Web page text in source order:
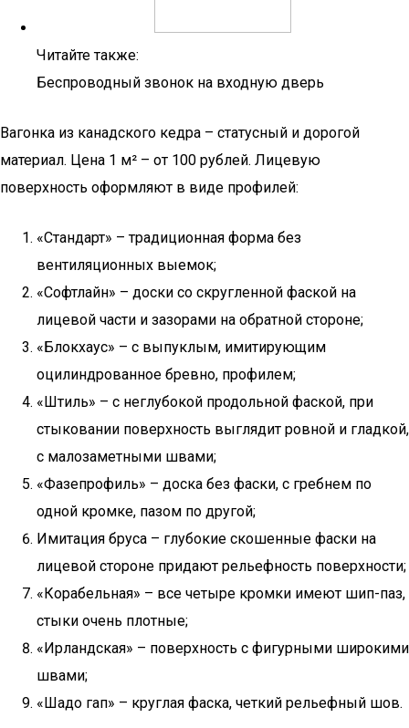
Читайте также:
Беспроводный звонок на входную дверь
Вагонка из канадского кедра – статусный и дорогой
материал. Цена 1 м² – от 100 рублей. Лицевую
поверхность оформляют в виде профилей:
«Стандарт» – традиционная форма без
вентиляционных выемок;
«Софтлайн» – доски со скругленной фаской на
лицевой части и зазорами на обратной стороне;
«Блокхаус» – с выпуклым, имитирующим
оцилиндрованное бревно, профилем;
«Штиль» – с неглубокой продольной фаской, при
стыковании поверхность выглядит ровной и гладкой,
с малозаметными швами;
«Фазепрофиль» – доска без фаски, с гребнем по
одной кромке, пазом по другой;
Имитация бруса – глубокие скошенные фаски на
лицевой стороне придают рельефность поверхности;
«Корабельная» – все четыре кромки имеют шип-паз,
стыки очень плотные;
«Ирландская» – поверхность с фигурными широкими
швами;
«Шадо гап» – круглая фаска, четкий рельефный шов.